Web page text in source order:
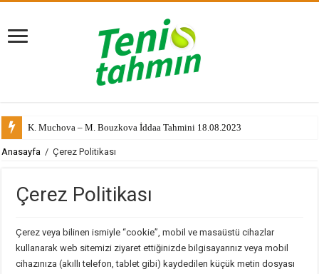
K. Muchova – M. Bouzkova İddaa Tahmini 18.08.2023
Anasayfa / Çerez Politikası
Çerez Politikası
Çerez veya bilinen ismiyle “cookie”, mobil ve masaüstü cihazlar
kullanarak web sitemizi ziyaret ettiğinizde bilgisayarınız veya mobil
cihazınıza (akıllı telefon, tablet gibi) kaydedilen küçük metin dosyası